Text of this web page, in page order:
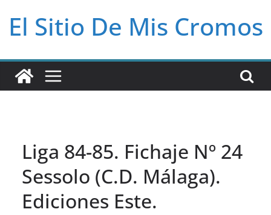
El Sitio De Mis Cromos
Liga 84-85. Fichaje Nº 24
Sessolo (C.D. Málaga).
Ediciones Este.